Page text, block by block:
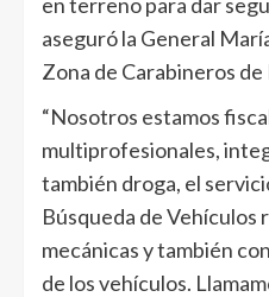
aseguró la General
Zona de Carabineros de
“Nosotros estamos
multiprofesionales,
también droga, el
Búsqueda de Vehículos
mecánicas y también
de los vehículos.